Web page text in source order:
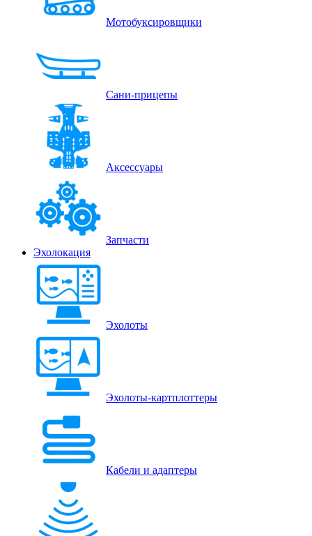
Мотобуксировщики
Сани-прицепы
Аксессуары
Запчасти
Эхолокация
Эхолоты
Эхолоты-картплоттеры
Кабели и адаптеры